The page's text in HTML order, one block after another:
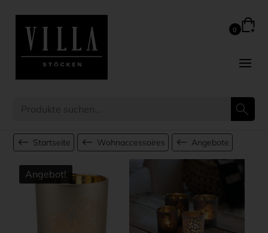
Startseite Wohnaccessoires Angebote
Angebot!